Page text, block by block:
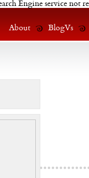
Engine service not
About BlogVs